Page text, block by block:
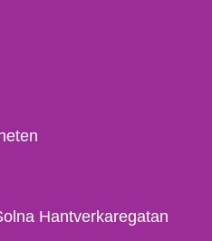
Hantverkaregatan